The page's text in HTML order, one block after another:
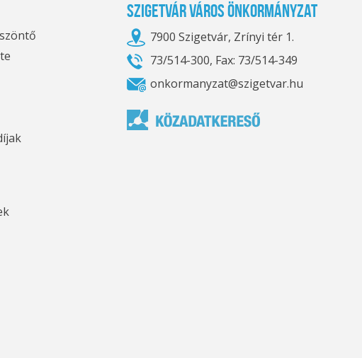
Szigetvár Város Önkormányzat
7900 Szigetvár, Zrínyi tér 1.
73/514-300, Fax: 73/514-349
onkormanyzat@szigetvar.hu